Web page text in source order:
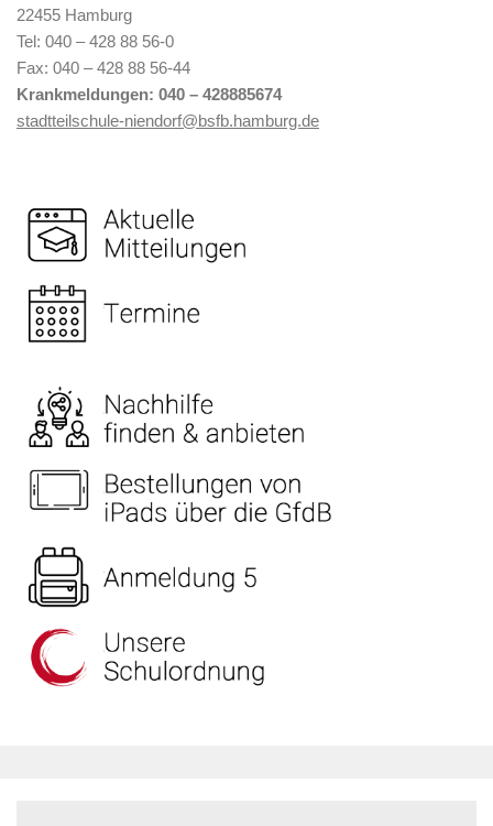
22455 Hamburg
Tel: 040 – 428 88 56-0
Fax: 040 – 428 88 56-44
Krankmeldungen: 040 – 428885674
stadtteilschule-niendorf@bsfb.hamburg.de